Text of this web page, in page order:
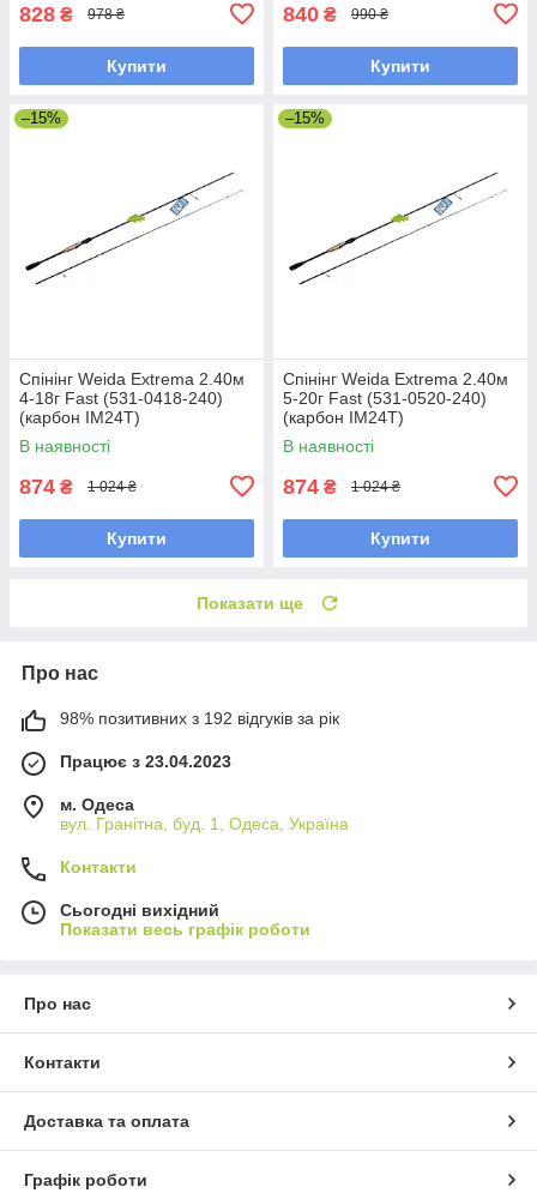
828 ₴ 978 ₴
Купити
840 ₴ 990 ₴
Купити
–15%
Спінінг Weida Extrema 2.40м
4-18г Fast (531-0418-240)
(карбон IM24T)
В наявності
874 ₴ 1 024 ₴
Купити
–15%
Спінінг Weida Extrema 2.40м
5-20г Fast (531-0520-240)
(карбон IM24T)
В наявності
874 ₴ 1 024 ₴
Купити
Показати ще
Про нас
98% позитивних з 192 відгуків за рік
Працює з 23.04.2023
м. Одеса
вул. Гранітна, буд. 1, Одеса, Україна
Контакти
Сьогодні вихідний
Показати весь графік роботи
Про нас
Контакти
Доставка та оплата
Графік роботи